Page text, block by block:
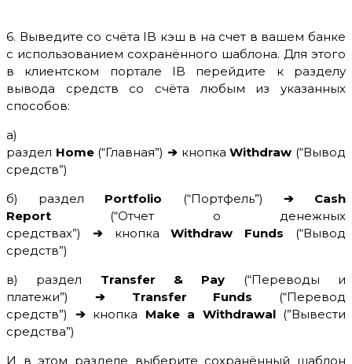
6. Выведите со счёта IB кэш в на счет в вашем банке
с использованием сохранённого шаблона. Для этого
в клиентском портале IB перейдите к разделу
вывода средств со счёта любым из указанных
способов:
а)
раздел Home(“Главная”)➔ кнопкаWithdraw (“Вывод
средств”)
б) раздел Portfolio (“Портфель”) ➔
Cash
Report (“Отчет о денежных
средствах”) ➔кнопкаWithdraw Funds (“Вывод
средств”)
в) раздел Transfer & Pay (“Переводы и
платежи”) ➔ Transfer Funds (“Перевод
средств”) ➔кнопка Make a Withdrawal(”Вывести
средства”)
И в этом разделе выберите сохранённый шаблон